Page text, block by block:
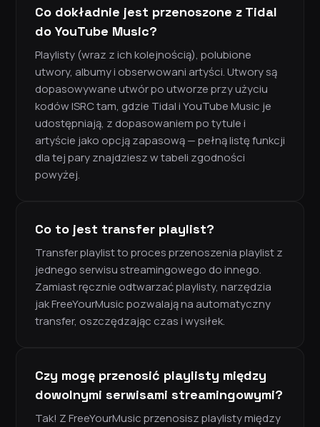
Co dokładnie jest przenoszone z Tidal
do YouTube Music?
Playlisty (wraz z ich kolejnością), polubione
utwory, albumy i obserwowani artyści. Utwory są
dopasowywane utwór po utworze przy użyciu
kodów ISRC tam, gdzie Tidal i YouTube Music je
udostępniają, z dopasowaniem po tytule i
artyście jako opcją zapasową — pełną listę funkcji
dla tej pary znajdziesz w tabeli zgodności
powyżej.
Co to jest transfer playlist?
Transfer playlist to proces przenoszenia playlist z
jednego serwisu streamingowego do innego.
Zamiast ręcznie odtwarzać playlisty, narzędzia
jak FreeYourMusic pozwalają na automatyczny
transfer, oszczędzając czas i wysiłek.
Czy mogę przenosić playlisty między
dowolnymi serwisami streamingowymi?
Tak! Z FreeYourMusic przenosisz playlisty między